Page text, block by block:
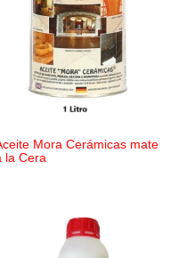
Mora Cerámicas mate
la Cera